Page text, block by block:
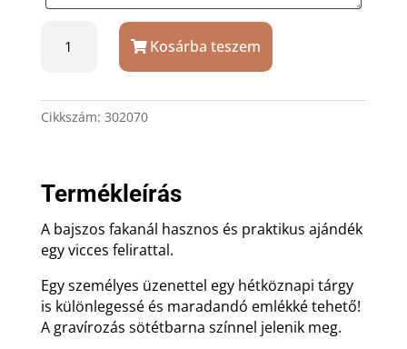
fakanál
mennyiség
Kosárba teszem
Cikkszám: 302070
Termékleírás
A bajszos fakanál hasznos és praktikus ajándék
egy vicces felirattal.
Egy személyes üzenettel egy hétköznapi tárgy
is különlegessé és maradandó emlékké tehető!
A gravírozás sötétbarna színnel jelenik meg.